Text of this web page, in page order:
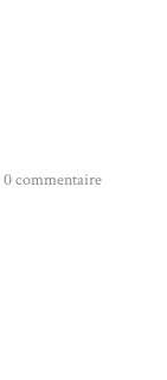
0 commentaire